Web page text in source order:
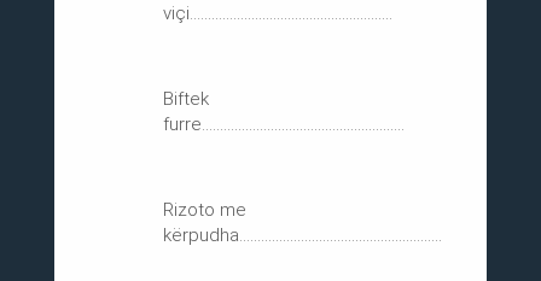
viçi........................................................
Biftek
furre........................................................
Rizoto me
kërpudha........................................................